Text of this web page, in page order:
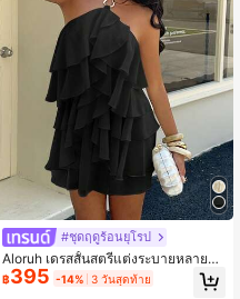
#ชุดฤดูร้อนยุโรป
Aloruh เดรสสั้นสตรีแต่งระบายหลายชั้
น ประดับโลหะ เว้าหลัง สำหรับฤดูใบไม้
ผลิ/ฤดูร้อน
฿395 -14% 3 วันสุดท้าย